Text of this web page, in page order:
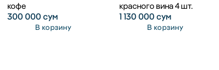
кофе
300 000сум
В корзину
красного вина 4 шт.
1 130 000сум
В корзину